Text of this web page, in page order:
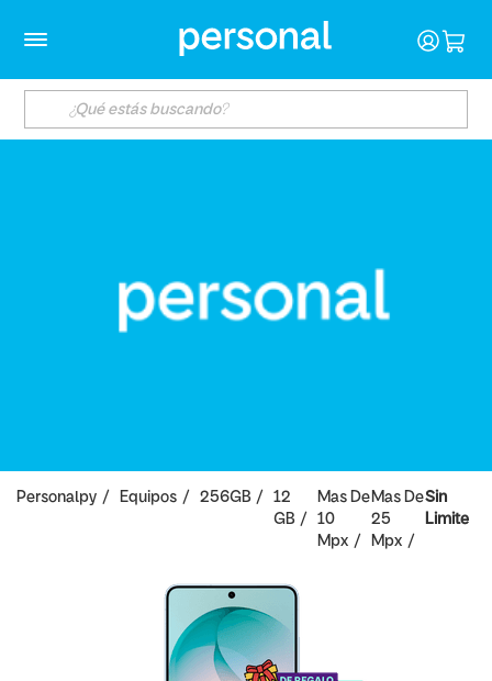
Personalpy Equipos 256GB
12
GB
Mas De
10
Mpx
Mas De
25
Mpx
Sin
Limite